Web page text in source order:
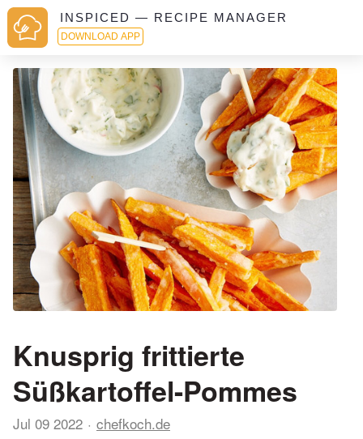
INSPICED — RECIPE MANAGER
DOWNLOAD APP
Knusprig frittierte
Süßkartoffel-Pommes
Jul 09 2022 chefkoch.de